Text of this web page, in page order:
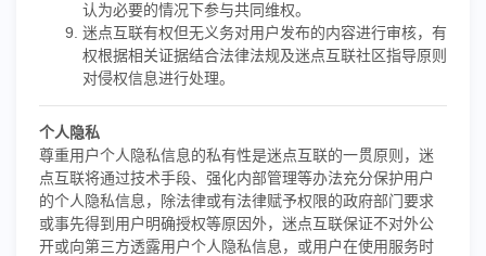
认为必要的情况下参与共同维权。
迷点互联有权但无义务对用户发布的内容进行审核，有
权根据相关证据结合法律法规及迷点互联社区指导原则
对侵权信息进行处理。
个人隐私
尊重用户个人隐私信息的私有性是迷点互联的一贯原则，迷
点互联将通过技术手段、强化内部管理等办法充分保护用户
的个人隐私信息，除法律或有法律赋予权限的政府部门要求
或事先得到用户明确授权等原因外，迷点互联保证不对外公
开或向第三方透露用户个人隐私信息，或用户在使用服务时